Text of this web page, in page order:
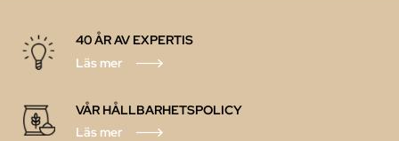
40 ÅR AV EXPERTIS
Läs mer
VÅR HÅLLBARHETSPOLICY
Läs mer